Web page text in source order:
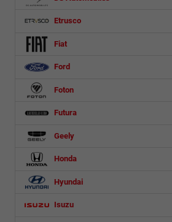
Etrusco
Fiat
Ford
Foton
Futura
Geely
Honda
Hyundai
Isuzu